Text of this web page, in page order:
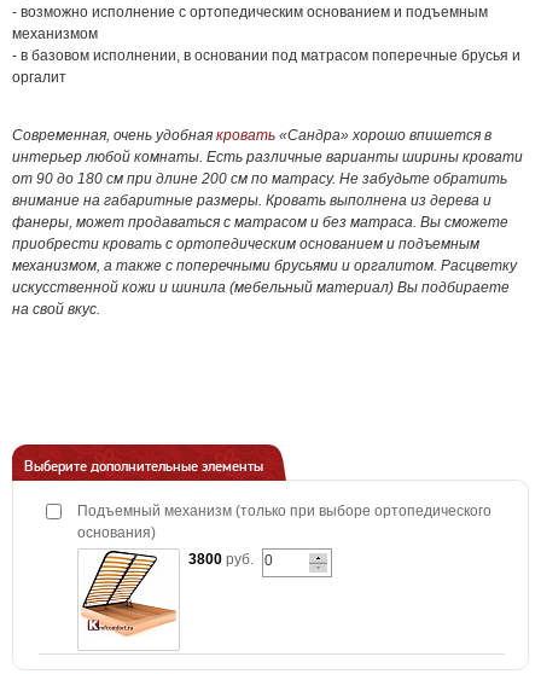
- возможно исполнение с ортопедическим основанием и подъемным
механизмом
- в базовом исполнении, в основании под матрасом поперечные брусья и
оргалит
Современная, очень удобная кровать «Сандра» хорошо впишется в
интерьер любой комнаты. Есть различные варианты ширины кровати
от 90 до 180 см при длине 200 см по матрасу. Не забудьте обратить
внимание на габаритные размеры. Кровать выполнена из дерева и
фанеры, может продаваться с матрасом и без матраса. Вы сможете
приобрести кровать с ортопедическим основанием и подъемным
механизмом, а также с поперечными брусьями и оргалитом. Расцветку
искусственной кожи и шинила (мебельный материал) Вы подбираете
на свой вкус.
Выберите дополнительные элементы
Подъемный механизм (только при выборе ортопедического
основания)
3800 руб.